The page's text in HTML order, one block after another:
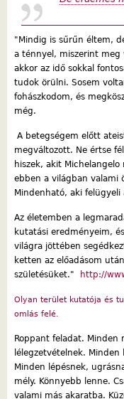
"Mindig is sűrűn éltem,
a ténnyel, miszerint meg
akkor az idő sokkal
tudok örülni. Sosem
fohászkodom, és
még.
A betegségem előtt
megváltozott. Ne értse
hiszek, akit
ebben a világban valami
Mindenható, aki felügyeli
Az életemben a
kutatási eredményeim,
világra jöttében
ketten az előadásom
születésüket."
http://
Olyan terület kutatója és
omlás felé.
Roppant feladat. Minden
lélegzetvételnek. Minden
Minden lépésnek,
mély. Könnyebb lenne.
valami más akaratba.